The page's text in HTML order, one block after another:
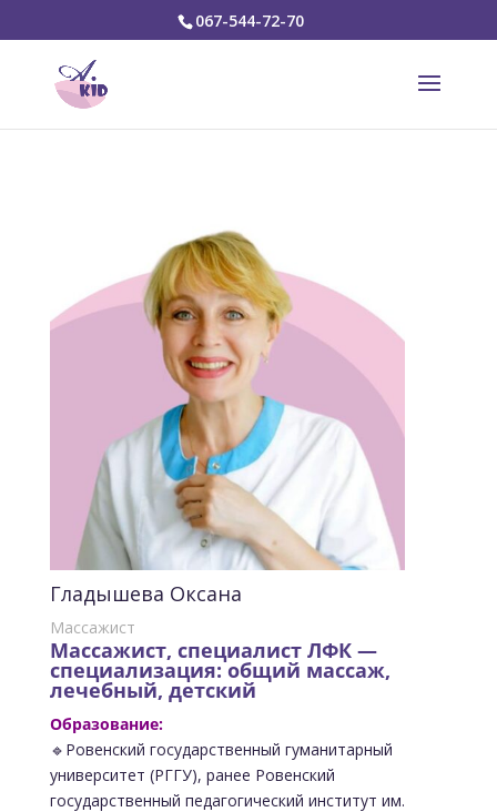
067-544-72-70
Гладышева Оксана
Массажист
Массажист, специалист ЛФК —
специализация: общий массаж,
лечебный, детский
Образование:
🔹Ровенский государственный гуманитарный
университет (РГГУ), ранее Ровенский
государственный педагогический институт им.